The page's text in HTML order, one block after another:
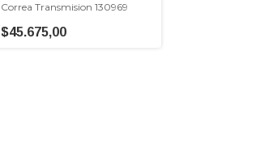
Correa Transmision 130969
$45.675,00